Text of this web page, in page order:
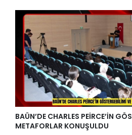
BAÜN’DE CHARLES PEİRCE’İN
METAFORLAR KONUŞULDU